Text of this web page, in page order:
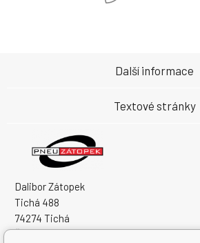
Dalibor Zátopek
Tichá 488
74274 Tichá
Česká Republika
Další informace
Textové stránky